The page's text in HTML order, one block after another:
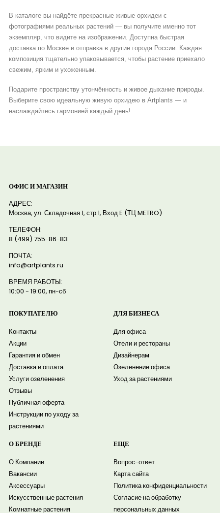
В каталоге вы найдёте прекрасные живые орхидеи с
фотографиями реальных растений — вы получите именно тот
экземпляр, что видите на изображении. Доступна быстрая
доставка по Москве и отправка в другие города России. Каждая
композиция тщательно упаковывается, чтобы растение приехало
свежим, ярким и ухоженным.
Подарите пространству утончённость и живое дыхание природы.
Выберите свою идеальную живую орхидею в Artplants — и
наслаждайтесь гармонией каждый день!
ОФИС И МАГАЗИН
АДРЕС:
Москва, ул. Складочная 1, стр.1, Вход E (ТЦ METRO)
ТЕЛЕФОН:
8 (499) 755-86-83
ПОЧТА:
info@artplants.ru
ВРЕМЯ РАБОТЫ:
10:00 - 19:00, пн-сб
ПОКУПАТЕЛЮ
Контакты
Акции
Гарантия и обмен
Доставка и оплата
Услуги озеленения
Отзывы
Публичная оферта
Инструкции по уходу за
растениями
ДЛЯ БИЗНЕСА
Для офиса
Отели и рестораны
Дизайнерам
Озеленение офиса
Уход за растениями
О БРЕНДЕ
О Компании
Вакансии
Аксессуары
Искусственные растения
Комнатные растения
ЕЩЕ
Вопрос-ответ
Карта сайта
Политика конфиденциальности
Согласие на обработку
персональных данных